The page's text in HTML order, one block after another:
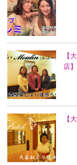
【
店】
【